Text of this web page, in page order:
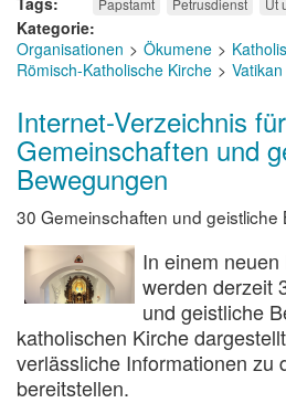
Papstamt Petrusdienst Ut
Kategorie
Organisationen
Ökumene
Römisch-Katholische Kirche
Vatikan
Internet-Verzeichnis für
Gemeinschaften und
Bewegungen
30 Gemeinschaften und geistliche
In einem
werden derzeit
und geistliche
katholischen Kirche
verlässliche Informationen zu
bereitstellen.